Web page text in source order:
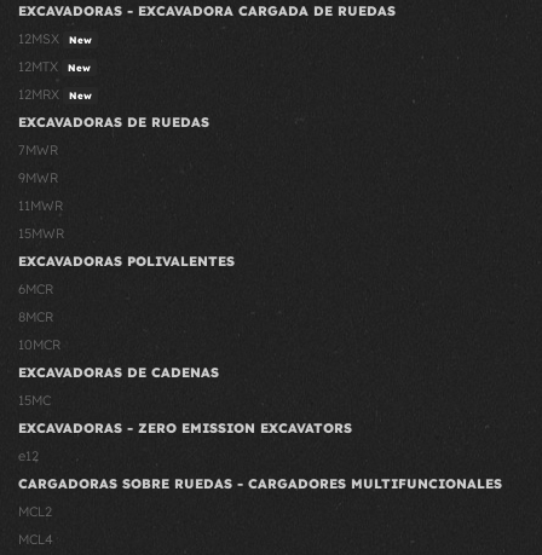
EXCAVADORAS - EXCAVADORA CARGADA DE RUEDAS
12MSX
New
12MTX New
12MRX New
EXCAVADORAS DE RUEDAS
7MWR
9MWR
11MWR
15MWR
EXCAVADORAS POLIVALENTES
6MCR
8MCR
10MCR
EXCAVADORAS DE CADENAS
15MC
EXCAVADORAS - ZERO EMISSION EXCAVATORS
e12
CARGADORAS SOBRE RUEDAS - CARGADORES MULTIFUNCIONALES
MCL2
MCL4